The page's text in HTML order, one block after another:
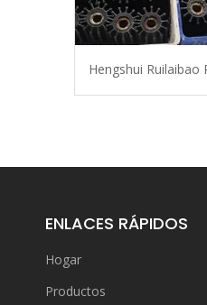
Hengshui Ruilaibao
ENLACES RÁPIDOS
Hogar
Productos